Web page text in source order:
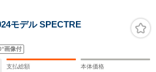
モデル SPECTRE
画像付
支払総額 本体価格